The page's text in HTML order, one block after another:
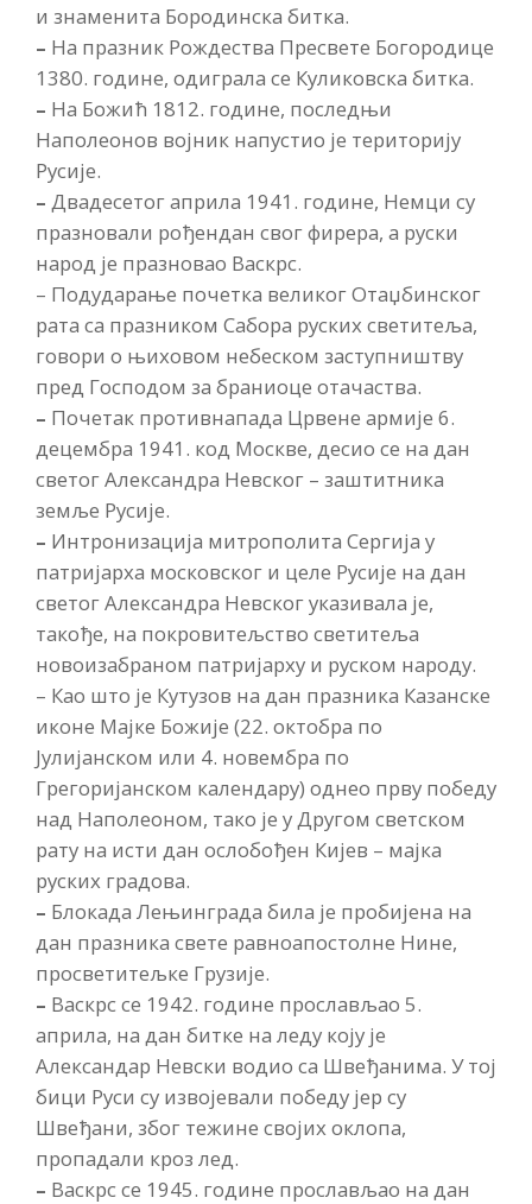
и знаменита Бородинска битка.
– На празник Рождества Пресвете Богородице
1380. године, одиграла се Куликовска битка.
– На Божић 1812. године, последњи
Наполеонов војник напустио је територију
Русије.
– Двадесетог априла 1941. године, Немци су
празновали рођендан свог фирера, а руски
народ је празновао Васкрс.
– Подударање почетка великог Отаџбинског
рата са празником Сабора руских светитеља,
говори о њиховом небеском заступништву
пред Господом за браниоце отачаства.
– Почетак противнапада Црвене армије 6.
децембра 1941. код Москве, десио се на дан
светог Александра Невског – заштитника
земље Русије.
– Интронизација митрополита Сергија у
патријарха московског и целе Русије на дан
светог Александра Невског указивала је,
такође, на покровитељство светитеља
новоизабраном патријарху и руском народу.
– Као што је Кутузов на дан празника Казанске
иконе Мајке Божије (22. октобра по
Јулијанском или 4. новембра по
Грегоријанском календару) однео прву победу
над Наполеоном, тако је у Другом светском
рату на исти дан ослобођен Кијев – мајка
руских градова.
– Блокада Лењинграда била је пробијена на
дан празника свете равноапостолне Нине,
просветитељке Грузије.
– Васкрс се 1942. године прослављао 5.
априла, на дан битке на леду коју је
Александар Невски водио са Швеђанима. У тој
бици Руси су извојевали победу јер су
Швеђани, због тежине својих оклопа,
пропадали кроз лед.
– Васкрс се 1945. године прослављао на дан